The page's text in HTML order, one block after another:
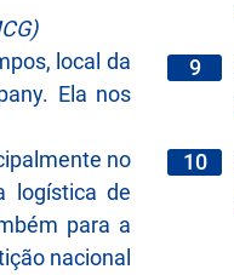
local da
Ela nos
no
logística de
para a
nacional
9
10